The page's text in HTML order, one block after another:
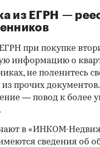
из ЕГРН —
при покупке
информацию о
не поленитесь
прочих документов.
— повод к более
в «ИНКОМ-
сведения об